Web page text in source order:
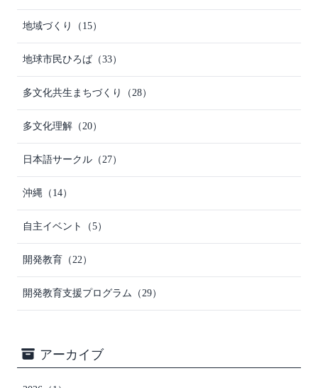
地域づくり （15）
地球市民ひろば （33）
多文化共生まちづくり （28）
多文化理解 （20）
日本語サークル （27）
沖縄 （14）
自主イベント （5）
開発教育 （22）
開発教育支援プログラム （29）
アーカイブ